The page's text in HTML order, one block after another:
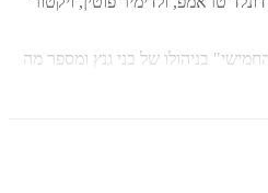
בניהולו של בני גנץ ומספר מה